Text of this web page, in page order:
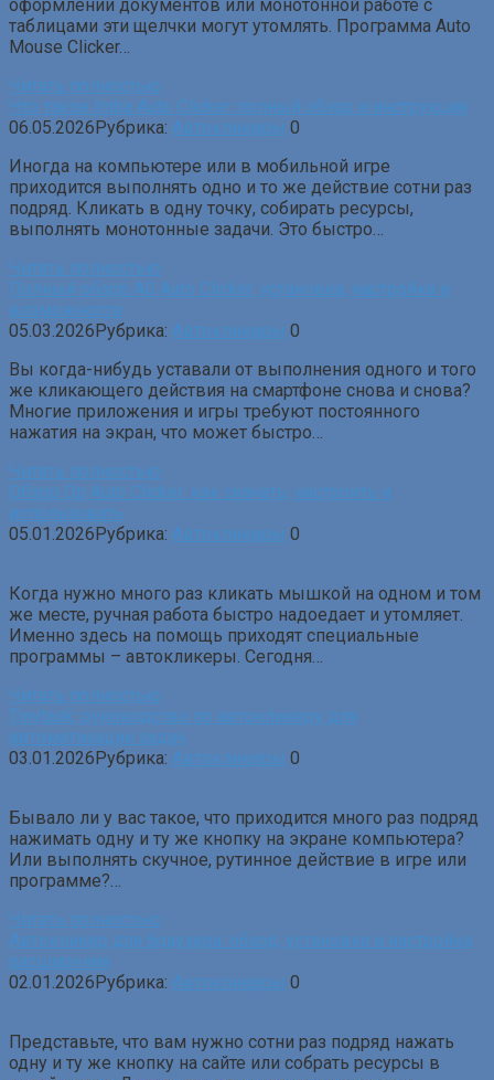
оформлении документов или монотонной работе с
таблицами эти щелчки могут утомлять. Программа Auto
Mouse Clicker…
Читать полностью
Что такое Imba Auto Clicker: полный обзор и инструкция
06.05.2026Рубрика: Автокликеры 0
Иногда на компьютере или в мобильной игре
приходится выполнять одно и то же действие сотни раз
подряд. Кликать в одну точку, собирать ресурсы,
выполнять монотонные задачи. Это быстро…
Читать полностью
Полный обзор AG Auto Clicker: установка, настройка и
возможности
05.03.2026Рубрика: Автокликеры 0
Вы когда-нибудь уставали от выполнения одного и того
же кликающего действия на смартфоне снова и снова?
Многие приложения и игры требуют постоянного
нажатия на экран, что может быстро…
Читать полностью
Обзор Op Auto Clicker: как скачать, настроить и
использовать
05.01.2026Рубрика: Автокликеры 0
Когда нужно много раз кликать мышкой на одном и том
же месте, ручная работа быстро надоедает и утомляет.
Именно здесь на помощь приходят специальные
программы – автокликеры. Сегодня…
Читать полностью
Tinytask: руководство по автокликеру для
автоматизации задач
03.01.2026Рубрика: Автокликеры 0
Бывало ли у вас такое, что приходится много раз подряд
нажимать одну и ту же кнопку на экране компьютера?
Или выполнять скучное, рутинное действие в игре или
программе?…
Читать полностью
Автокликер для браузера: обзор, установка и настройка
расширения
02.01.2026Рубрика: Автокликеры 0
Представьте, что вам нужно сотни раз подряд нажать
одну и ту же кнопку на сайте или собрать ресурсы в